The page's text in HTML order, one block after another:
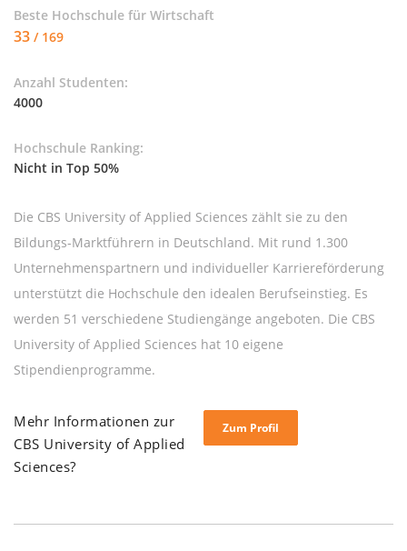
Beste Hochschule für Wirtschaft
33 / 169
Anzahl Studenten:
4000
Hochschule Ranking:
Nicht in Top 50%
Die CBS University of Applied Sciences zählt sie zu den
Bildungs-Marktführern in Deutschland. Mit rund 1.300
Unternehmenspartnern und individueller Karriereförderung
unterstützt die Hochschule den idealen Berufseinstieg. Es
werden 51 verschiedene Studiengänge angeboten. Die CBS
University of Applied Sciences hat 10 eigene
Stipendienprogramme.
Mehr Informationen zur
CBS University of Applied
Sciences?
Zum Profil